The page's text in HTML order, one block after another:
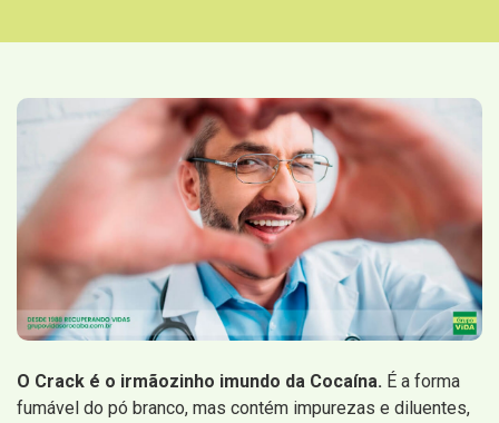
O Crack é o irmãozinho imundo da Cocaína. É a forma
fumável do pó branco, mas contém impurezas e diluentes,